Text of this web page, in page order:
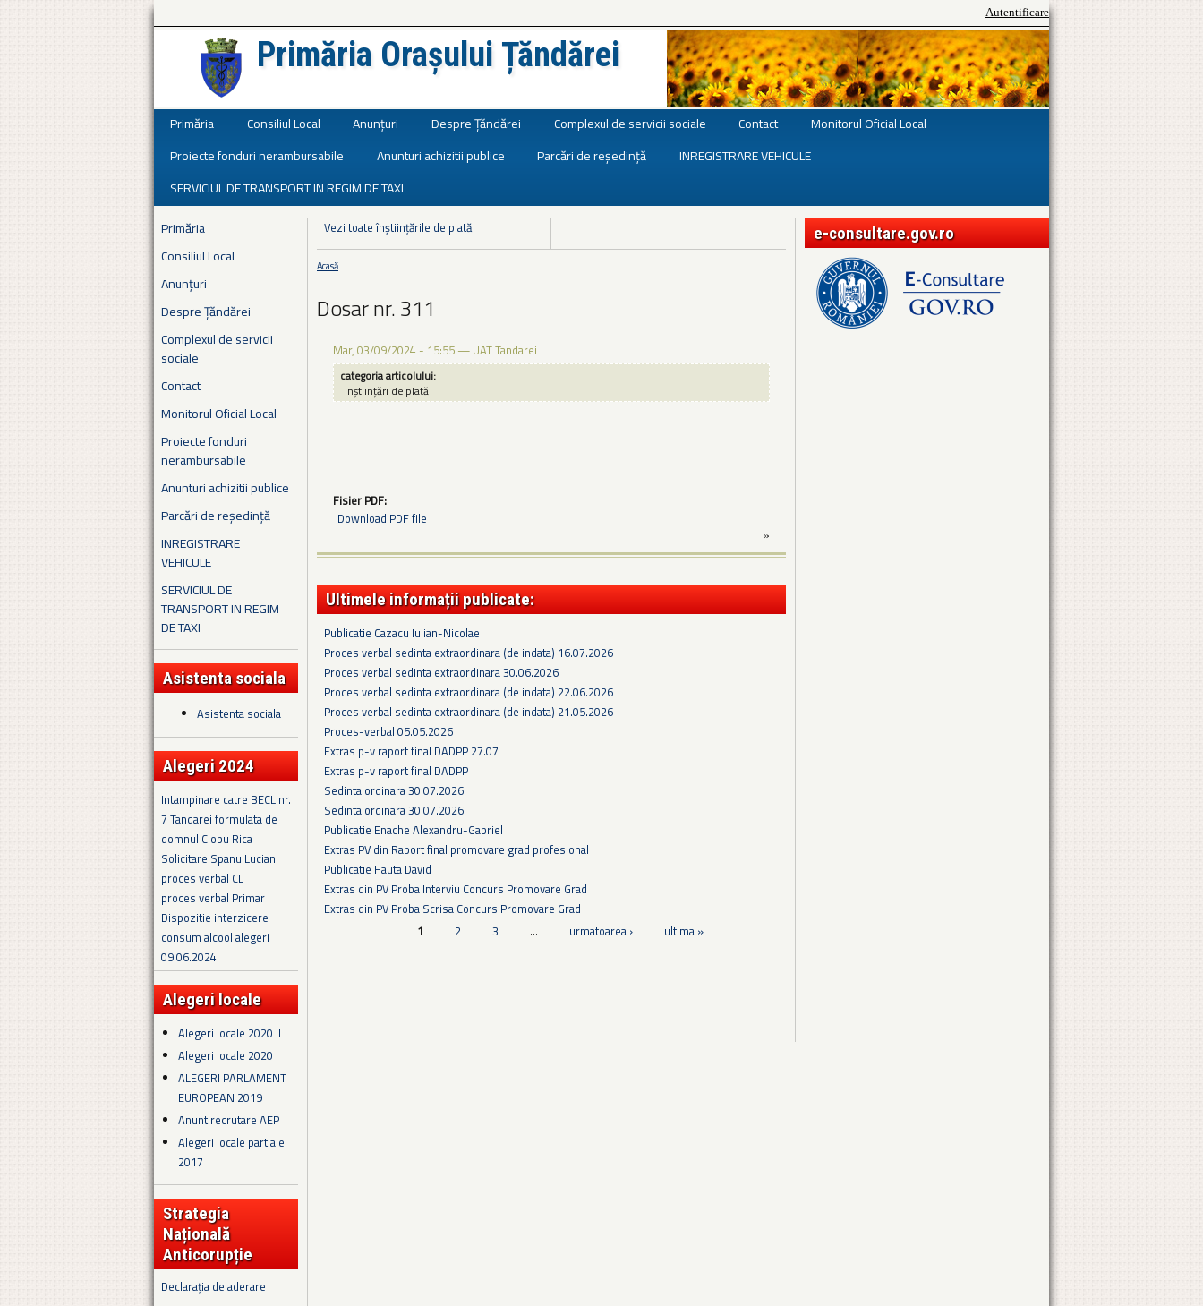
Autentificare
Primăria Orașului Țăndărei
Primăria Consiliul Local Anunțuri Despre Țăndărei Complexul de servicii sociale Contact
Monitorul Oficial Local
Proiecte fonduri nerambursabile
Anunturi achizitii publice Parcări de reședință
INREGISTRARE VEHICULE
SERVICIUL DE TRANSPORT IN REGIM DE TAXI
Primăria
Consiliul Local
Anunțuri
Despre Țăndărei
Complexul de servicii
sociale
Contact
Monitorul Oficial Local
Proiecte fonduri
nerambursabile
Anunturi achizitii publice
Parcări de reședință
INREGISTRARE
VEHICULE
SERVICIUL DE
TRANSPORT IN REGIM
DE TAXI
Asistenta sociala
Asistenta sociala
Alegeri 2024
Intampinare catre BECL nr.
7 Tandarei formulata de
domnul Ciobu Rica
Solicitare Spanu Lucian
proces verbal CL
proces verbal Primar
Dispozitie interzicere
consum alcool alegeri
09.06.2024
Alegeri locale
Alegeri locale 2020 II
Alegeri locale 2020
ALEGERI PARLAMENT
EUROPEAN 2019
Anunt recrutare AEP
Alegeri locale partiale
2017
Strategia
Națională
Anticorupție
Declarația de aderare
Vezi toate înștiințările de plată
Eşti aici
Acasă
Dosar nr. 311
Mar, 03/09/2024 - 15:55 — UAT Tandarei
categoria articolului:
Inștiințări de plată
Fisier PDF:
Download PDF file
»
Ultimele informații publicate:
Publicatie Cazacu Iulian-Nicolae
Proces verbal sedinta extraordinara (de indata) 16.07.2026
Proces verbal sedinta extraordinara 30.06.2026
Proces verbal sedinta extraordinara (de indata) 22.06.2026
Proces verbal sedinta extraordinara (de indata) 21.05.2026
Proces-verbal 05.05.2026
Extras p-v raport final DADPP 27.07
Extras p-v raport final DADPP
Sedinta ordinara 30.07.2026
Sedinta ordinara 30.07.2026
Publicatie Enache Alexandru-Gabriel
Extras PV din Raport final promovare grad profesional
Publicatie Hauta David
Extras din PV Proba Interviu Concurs Promovare Grad
Extras din PV Proba Scrisa Concurs Promovare Grad
1 2 3 … urmatoarea › ultima »
e-consultare.gov.ro